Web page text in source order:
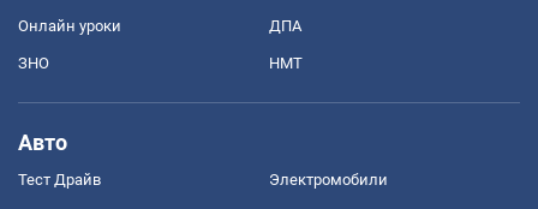
Онлайн уроки ДПА
ЗНО НМТ
Авто
Тест Драйв Электромобили